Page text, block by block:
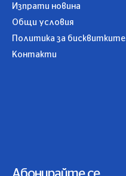
Изпрати новина
Общи условия
Политика за бисквитките
Контакти